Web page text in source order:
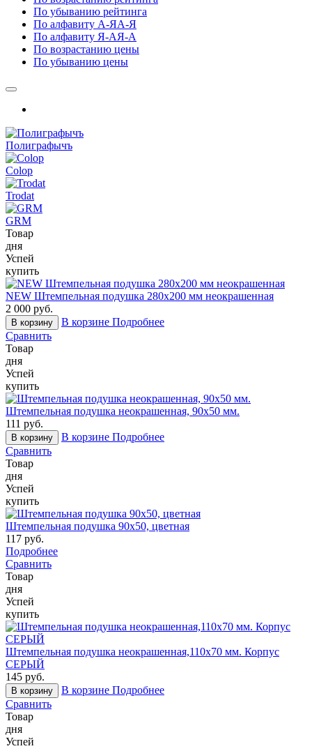
По убыванию рейтинга
По алфавиту А-ЯА-Я
По алфавиту Я-АЯ-А
По возрастанию цены
По убыванию цены
Полиграфычъ
Colop
Trodat
GRM
Товар
дня
Успей
купить
NEW Штемпельная подушка 280х200 мм неокрашенная
2 000 руб.
В корзину В корзине Подробнее
Сравнить
Товар
дня
Успей
купить
Штемпельная подушка неокрашенная, 90х50 мм.
111 руб.
В корзину В корзине Подробнее
Сравнить
Товар
дня
Успей
купить
Штемпельная подушка 90х50, цветная
117 руб.
Подробнее
Сравнить
Товар
дня
Успей
купить
Штемпельная подушка неокрашенная,110х70 мм. Корпус
СЕРЫЙ
145 руб.
В корзину В корзине Подробнее
Сравнить
Товар
дня
Успей